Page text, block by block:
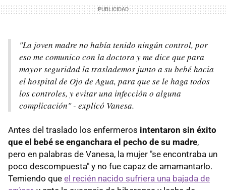
"La joven madre no había tenido ningún control, por
eso me comunico con la doctora y me dice que para
mayor seguridad la traslademos junto a su bebé hacia
el hospital de Ojo de Agua, para que se le haga todos
los controles, y evitar una infección o alguna
complicación" - explicó Vanesa.
Antes del traslado los enfermeros intentaron sin éxito
que el bebé se enganchara el pecho de su madre,
pero en palabras de Vanesa, la mujer "se encontraba un
poco descompuesta" y no fue capaz de amamantarlo.
Temiendo que el recién nacido sufriera una bajada de